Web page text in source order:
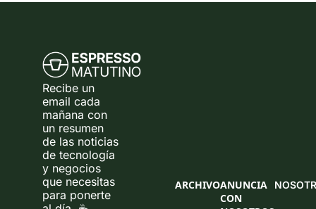
Recibe un
email cada
mañana con
un resumen
de las noticias
de tecnología
y negocios
que necesitas
para ponerte
ARCHIVOANUNCIA
CON